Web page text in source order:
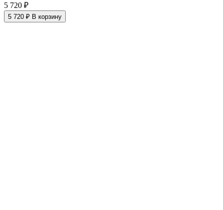
5 720 ₽
5 720 ₽ В корзину